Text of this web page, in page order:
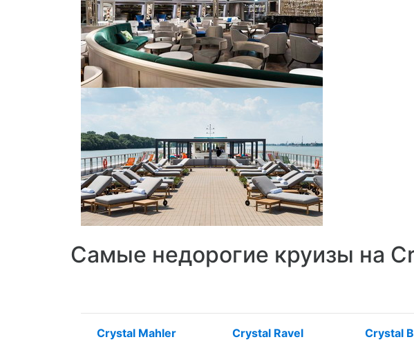
Самые недорогие круизы на
Crystal Mahler Crystal Ravel Crystal